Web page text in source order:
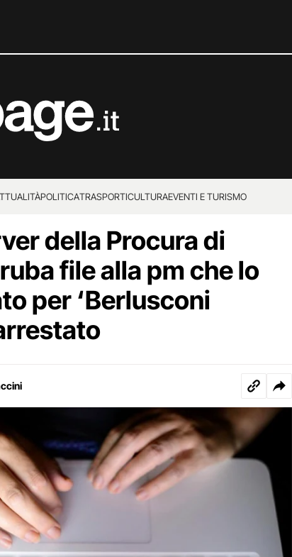
POLITICATRASPORTICULTURAEVENTI E TURISMO
della Procura di
file alla pm che lo
per ‘Berlusconi